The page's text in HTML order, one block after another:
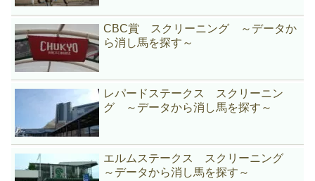
CBC賞 スクリーニング ～データか
ら消し馬を探す～
レパードステークス スクリーニン
グ ～データから消し馬を探す～
エルムステークス スクリーニング
～データから消し馬を探す～